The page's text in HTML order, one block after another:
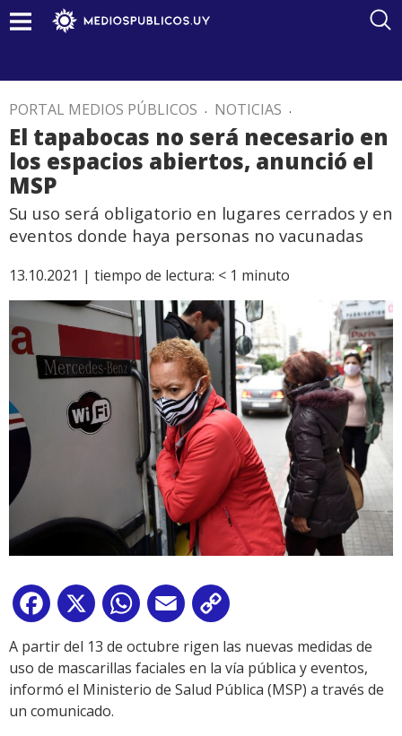
PORTAL MEDIOS PÚBLICOS . NOTICIAS .
El tapabocas no será necesario en
los espacios abiertos, anunció el
MSP
Su uso será obligatorio en lugares cerrados y en
eventos donde haya personas no vacunadas
13.10.2021 | tiempo de lectura: < 1 minuto
Facebook
X WhatsApp
Email
Link
A partir del 13 de octubre rigen las nuevas medidas de
uso de mascarillas faciales en la vía pública y eventos,
informó el Ministerio de Salud Pública (MSP) a través de
un comunicado.